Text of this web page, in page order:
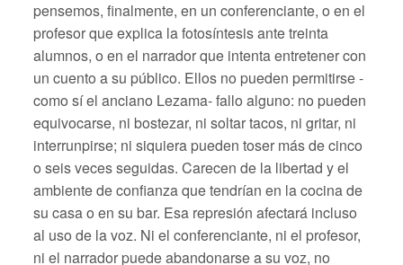
pensemos, finalmente, en un conferenciante, o en el
profesor que explica la fotosíntesis ante treinta
alumnos, o en el narrador que intenta entretener con
un cuento a su público. Ellos no pueden permitirse -
como sí el anciano Lezama- fallo alguno: no pueden
equivocarse, ni bostezar, ni soltar tacos, ni gritar, ni
interrunpirse; ni siquiera pueden toser más de cinco
o seis veces seguidas. Carecen de la libertad y el
ambiente de confianza que tendrían en la cocina de
su casa o en su bar. Esa represión afectará incluso
al uso de la voz. Ni el conferenciante, ni el profesor,
ni el narrador puede abandonarse a su voz, no